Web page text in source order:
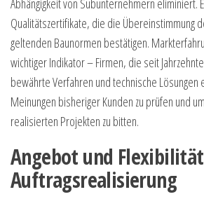
Abhängigkeit von Subunternehmern eliminiert.
Qualitätszertifikate, die die Übereinstimmung
geltenden Baunormen bestätigen.
wichtiger Indikator – Firmen, die seit
bewährte Verfahren und technische Lösungen
Meinungen bisheriger Kunden zu prüfen und
realisierten Projekten zu bitten.
Angebot und
Auftragsrealisierung